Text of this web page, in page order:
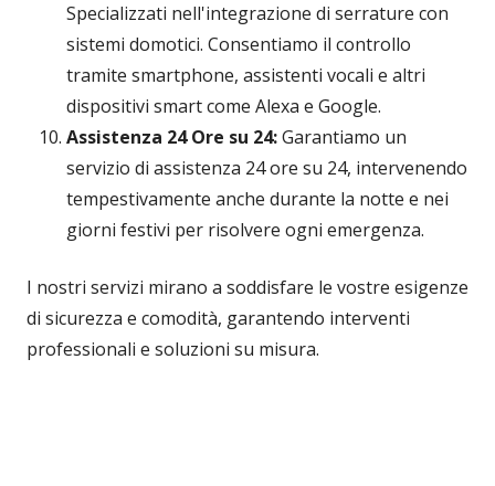
Specializzati nell'integrazione di serrature con
sistemi domotici. Consentiamo il controllo
tramite smartphone, assistenti vocali e altri
dispositivi smart come Alexa e Google.
Assistenza 24 Ore su 24:Garantiamo un
servizio di assistenza 24 ore su 24, intervenendo
tempestivamente anche durante la notte e nei
giorni festivi per risolvere ogni emergenza.
I nostri servizi mirano a soddisfare le vostre esigenze
di sicurezza e comodità, garantendo interventi
professionali e soluzioni su misura.